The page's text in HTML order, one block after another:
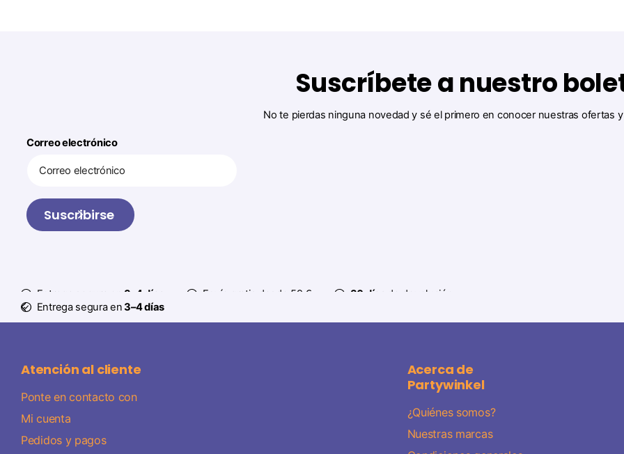
Suscríbete a nuestro
No te pierdas ninguna novedad y sé el primero en conocer nuestras ofertas
Correo electrónico
Suscribirse
Entrega segura en 3–4 días Envío gratis desde 59 € 30 días
de devolución
Entrega segura en3–4 días
Atención al cliente
Ponte en contacto con
Mi cuenta
Pedidos y pagos
Acerca de
Partywinkel
¿Quiénes somos?
Nuestras marcas